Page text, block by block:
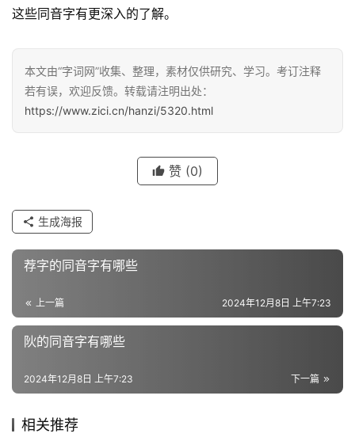
组
词
反
词
近
这些同音字有更深入的了解。
本文由“字词网”收集、整理，素材仅供研究、学习。考订注释
若有误，欢迎反馈。转载请注明出处：
https://www.zici.cn/hanzi/5320.html
赞 (0)
生成海报
荐字的同音字有哪些
上一篇 2024年12月8日 上午7:23
阦的同音字有哪些
下一篇
2024年12月8日 上午7:23
相关推荐